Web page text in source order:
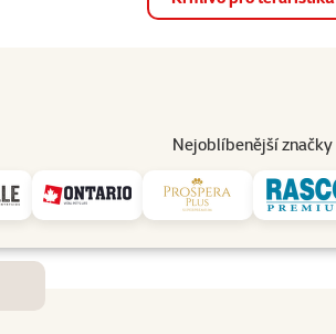
Nejoblíbenější značky
Prodejny Služby
Dostupnost a doručení